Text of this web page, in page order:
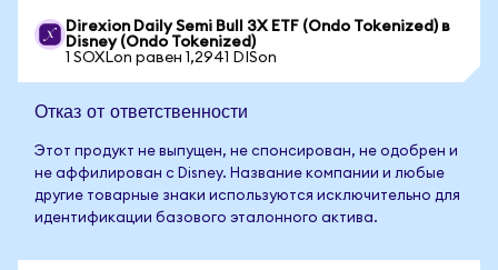
Direxion Daily Semi Bull 3X ETF (Ondo Tokenized) в
Disney (Ondo Tokenized)
1 SOXLon равен 1,2941 DISon
Отказ от ответственности
Этот продукт не выпущен, не спонсирован, не одобрен и
не аффилирован с Disney. Название компании и любые
другие товарные знаки используются исключительно для
идентификации базового эталонного актива.